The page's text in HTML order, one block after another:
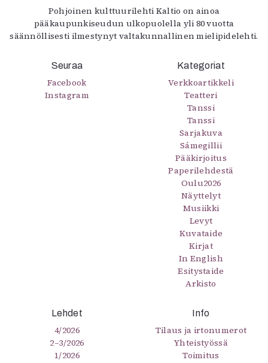
Pohjoinen kulttuurilehti Kaltio on ainoa
pääkaupunkiseudun ulkopuolella yli 80 vuotta
säännöllisesti ilmestynyt valtakunnallinen mielipidelehti.
Seuraa
Facebook
Instagram
Kategoriat
Verkkoartikkeli
Teatteri
Tanssi
Tanssi
Sarjakuva
Sámegillii
Pääkirjoitus
Paperilehdestä
Oulu2026
Näyttelyt
Musiikki
Levyt
Kuvataide
Kirjat
In English
Esitystaide
Arkisto
Lehdet
4/2026
2–3/2026
1/2026
Info
Tilaus ja irtonumerot
Yhteistyössä
Toimitus